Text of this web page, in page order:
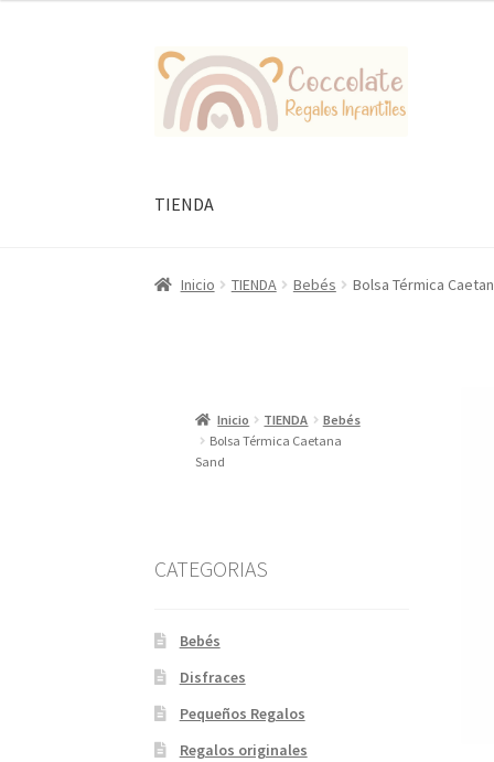
Ir
la
Ir
al
contenido
TIENDA
Inicio TIENDA Bebés Bolsa Térmica
Inicio TIENDA
Bebés
Bolsa Térmica Caetana
Sand
CATEGORIAS
Bebés
Disfraces
Pequeños Regalos
Regalos originales